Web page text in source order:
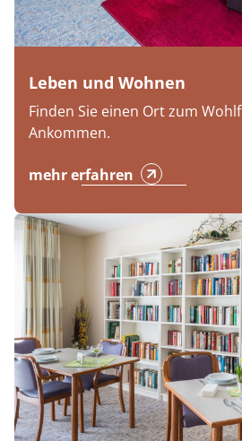
Leben und Wohnen
Finden Sie einen Ort zum
Ankommen.
mehr erfahren